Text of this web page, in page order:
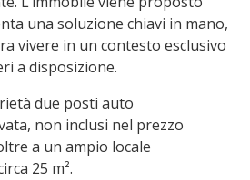
una soluzione chiavi in mano,
vivere in un contesto esclusivo
a disposizione.
due posti auto
non inclusi nel prezzo
a un ampio locale
25 m².